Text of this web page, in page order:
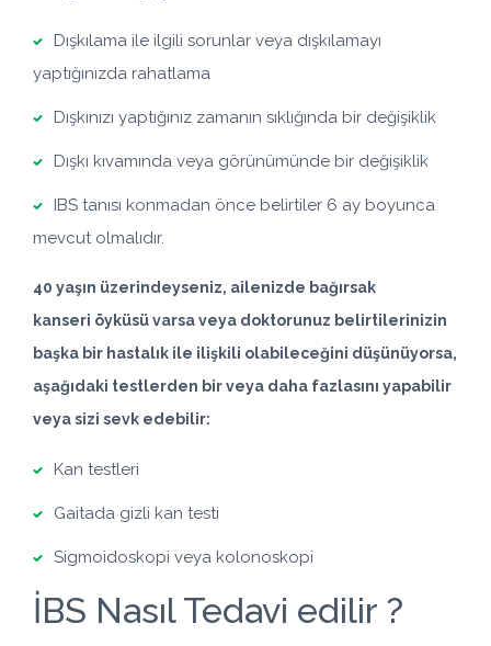
Dışkılama ile ilgili sorunlar veya dışkılamayı
yaptığınızda rahatlama
Dışkınızı yaptığınız zamanın sıklığında bir değişiklik
Dışkı kıvamında veya görünümünde bir değişiklik
IBS tanısı konmadan önce belirtiler 6 ay boyunca
mevcut olmalıdır.
40 yaşın üzerindeyseniz, ailenizde bağırsak
kanseri öyküsü varsa veya doktorunuz belirtilerinizin
başka bir hastalık ile ilişkili olabileceğini düşünüyorsa,
aşağıdaki testlerden bir veya daha fazlasını yapabilir
veya sizi sevk edebilir:
Kan testleri
Gaitada gizli kan testi
Sigmoidoskopi veya kolonoskopi
İBS Nasıl Tedavi edilir ?